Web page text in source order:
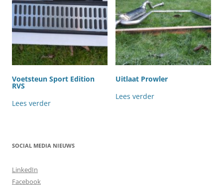
Voetsteun Sport Edition
RVS
Lees verder
Uitlaat Prowler
Lees verder
SOCIAL MEDIA NIEUWS
LinkedIn
Facebook